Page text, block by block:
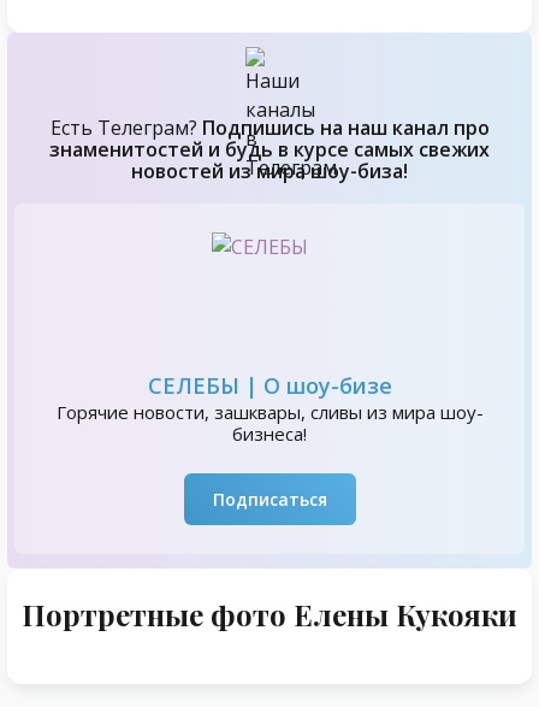
Есть Телеграм? Подпишись на наш канал про
знаменитостей и будь в курсе самых свежих
новостей из мира шоу-биза!
СЕЛЕБЫ | О шоу-бизе
Горячие новости, зашквары, сливы из мира шоу-
бизнеса!
Подписаться
Портретные фото Елены Кукояки